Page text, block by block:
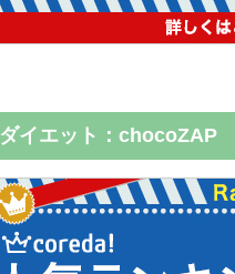
ダイエット：chocoZAP